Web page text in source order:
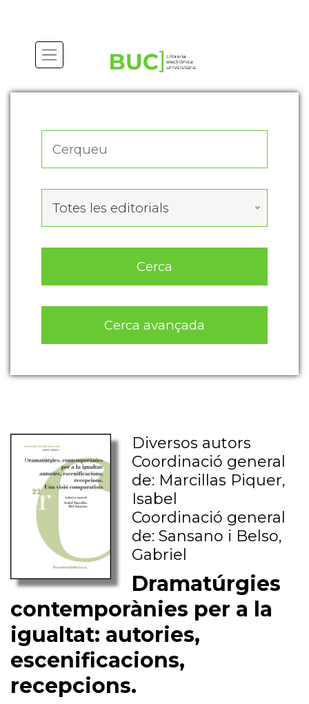
Totes les editorials
Cerca
Cerca avançada
Diversos autors
Coordinació general
de: Marcillas Piquer,
Isabel
Coordinació general
de: Sansano i Belso,
Gabriel
Dramatúrgies
contemporànies per a la
igualtat: autories,
escenificacions,
recepcions.